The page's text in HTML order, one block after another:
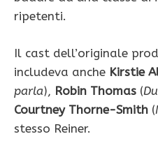
ripetenti.
Il cast dell’originale
includeva anche Kirstie
parla), Robin Thomas (
Courtney Thorne-Smith (
stesso Reiner.